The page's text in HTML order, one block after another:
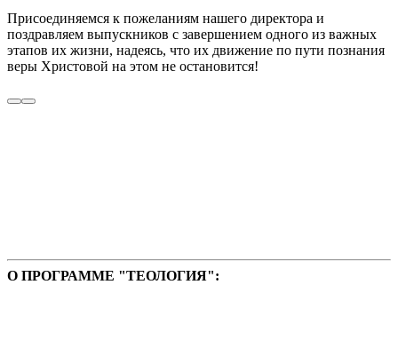
Присоединяемся к пожеланиям нашего директора и
поздравляем выпускников с завершением одного из важных
этапов их жизни, надеясь, что их движение по пути познания
веры Христовой на этом не остановится!
О ПРОГРАММЕ "ТЕОЛОГИЯ":